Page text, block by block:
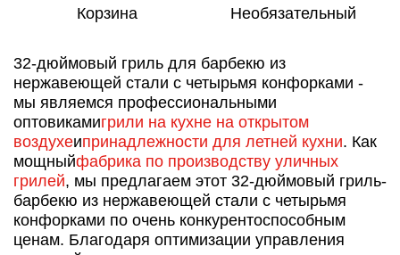
Корзина Необязательный
32-дюймовый гриль для барбекю из
нержавеющей стали с четырьмя конфорками -
мы являемся профессиональными
оптовикамигрили на кухне на открытом
воздухеипринадлежности для летней кухни. Как
мощныйфабрика по производству уличных
грилей, мы предлагаем этот 32-дюймовый гриль-
барбекю из нержавеющей стали с четырьмя
конфорками по очень конкурентоспособным
ценам. Благодаря оптимизации управления